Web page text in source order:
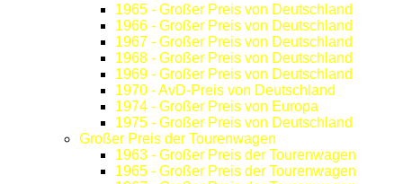
1965 - Großer Preis von Deutschland
1966 - Großer Preis von Deutschland
1967 - Großer Preis von Deutschland
1968 - Großer Preis von Deutschland
1969 - Großer Preis von Deutschland
1970 - AvD-Preis von Deutschland
1974 - Großer Preis von Europa
1975 - Großer Preis von Deutschland
Großer Preis der Tourenwagen
1963 - Großer Preis der Tourenwagen
1965 - Großer Preis der Tourenwagen